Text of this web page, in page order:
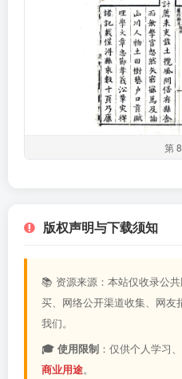
第
版权声明与下载须知
📚 资源来源：本站仅收录公
买、网络公开渠道收集、网
我们。
🎓 使用限制 ：仅供个人学习
商业用途。